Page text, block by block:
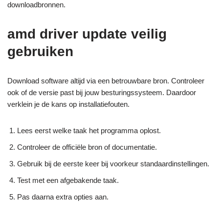
downloadbronnen.
amd driver update veilig
gebruiken
Download software altijd via een betrouwbare bron. Controleer
ook of de versie past bij jouw besturingssysteem. Daardoor
verklein je de kans op installatiefouten.
Lees eerst welke taak het programma oplost.
Controleer de officiële bron of documentatie.
Gebruik bij de eerste keer bij voorkeur standaardinstellingen.
Test met een afgebakende taak.
Pas daarna extra opties aan.